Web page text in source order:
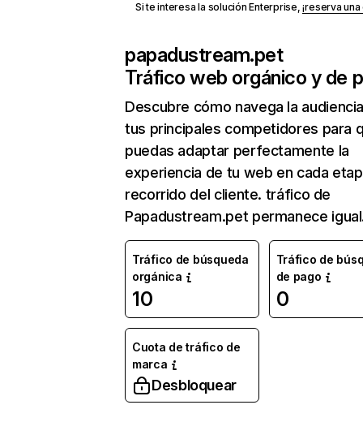
Si te interesa la solución Enterprise,¡reserva
papadustream.pet
Tráfico web orgánico y de
Descubre cómo navega la
tus principales competidores para
puedas adaptar perfectamente la
experiencia de tu web en cada
recorrido del cliente. tráfico de
Papadustream.pet permanece
Tráfico de búsqueda
orgánica
10
Tráfico de
de pago
0
Cuota de tráfico de
marca
Desbloquear